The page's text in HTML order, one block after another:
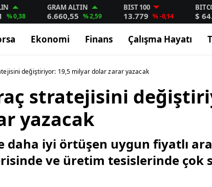
% 0,38
GRAM ALTIN
6.660,55 % 2,59
BIST 100
13.779 % -0,14 $
Ekonomi Finans Çalışma Hayatı
değiştiriyor: 19,5 milyar dolar zarar yazacak
stratejisini
yazacak
daha iyi örtüşen uygun fiyatlı
ve üretim tesislerinde çok